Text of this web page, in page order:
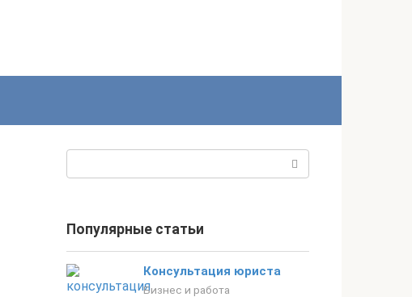
Популярные статьи
Консультация юриста
Бизнес и работа